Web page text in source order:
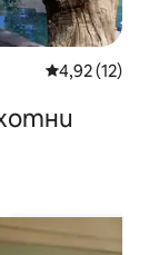
Средна
4,92 (12)